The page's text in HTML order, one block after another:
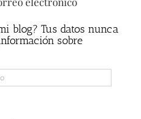
blog? Tus datos nunca
sobre